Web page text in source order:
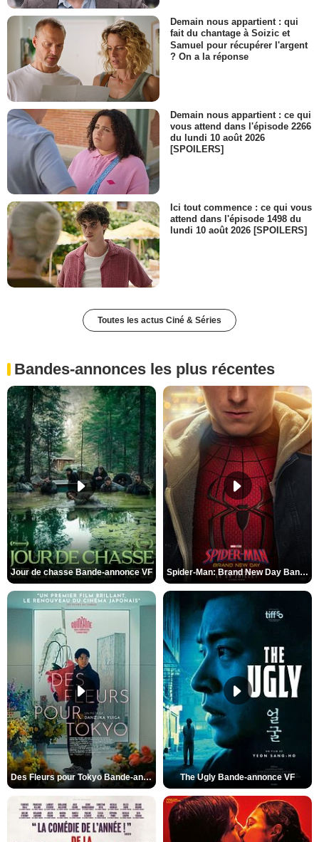
Demain nous appartient : qui
fait du chantage à Soizic et
Samuel pour récupérer l'argent
? On a la réponse
Demain nous appartient : ce qui
vous attend dans l'épisode 2266
du lundi 10 août 2026
[SPOILERS]
Ici tout commence : ce qui vous
attend dans l'épisode 1498 du
lundi 10 août 2026 [SPOILERS]
Toutes les actus Ciné & Séries
Bandes-annonces les plus récentes
Jour de chasse Bande-annonce VF Spider-Man: Brand New Day Bande-annonce (3) VO STFR
Des Fleurs pour Tokyo Bande-annonce VO STFR The Ugly Bande-annonce VF